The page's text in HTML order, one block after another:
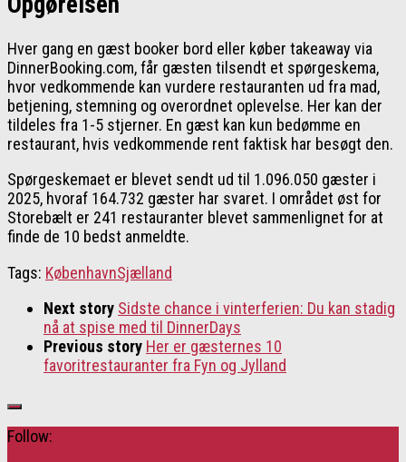
Hver gang en gæst booker bord eller køber takeaway via
DinnerBooking.com, får gæsten tilsendt et spørgeskema,
hvor vedkommende kan vurdere restauranten ud fra mad,
betjening, stemning og overordnet oplevelse. Her kan der
tildeles fra 1-5 stjerner. En gæst kan kun bedømme en
restaurant, hvis vedkommende rent faktisk har besøgt den.
Spørgeskemaet er blevet sendt ud til 1.096.050 gæster i
2025, hvoraf 164.732 gæster har svaret. I området øst for
Storebælt er 241 restauranter blevet sammenlignet for at
finde de 10 bedst anmeldte.
Tags: KøbenhavnSjælland
Next story Sidste chance i vinterferien: Du kan stadig
nå at spise med til DinnerDays
Previous story Her er gæsternes 10
favoritrestauranter fra Fyn og Jylland
Follow: